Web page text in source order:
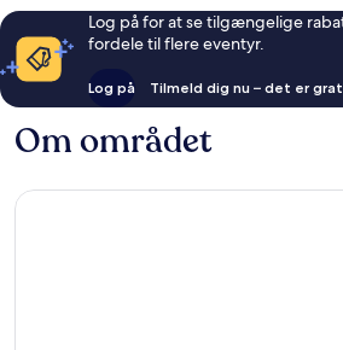
Log på for at se tilgængelige
fordele til flere eventyr.
Log på Tilmeld dig nu – det er
Om området